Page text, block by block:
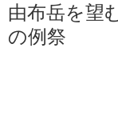
由布岳を望
の例祭